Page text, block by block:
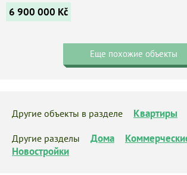
6 900 000 Kč
Еще похожие объекты
Другие объекты в разделе Квартиры
Другие разделы Дома
Новостройки